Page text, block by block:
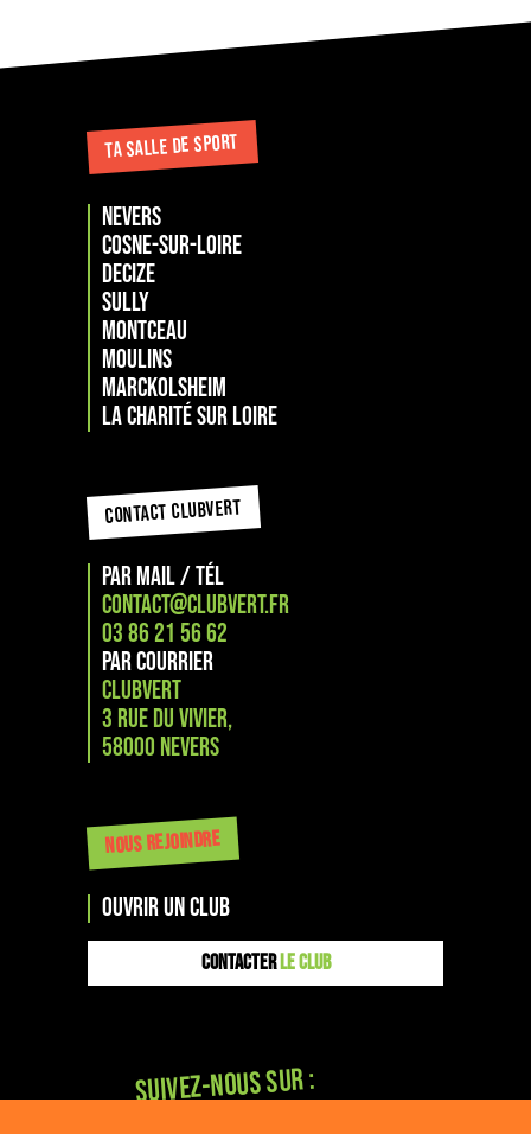
TA SALLE DE SPORT
NEVERS
COSNE-SUR-LOIRE
DECIZE
SULLY
MONTCEAU
MOULINS
Marckolsheim
La Charité sur loire
CONTACT CLUBVERT
PAR MAIL / TÉL
CONTACT@CLUBVERT.FR
03 86 21 56 62
PAR COURRIER
CLUBVERT
3 RUE DU VIVIER,
58000 NEVERS
NOUS REJOINDRE
OUVRIR UN CLUB
CONTACTER LE CLUB
Suivez-nous sur :